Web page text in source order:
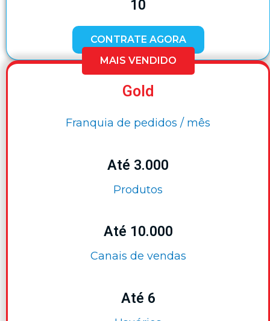
10
CONTRATE AGORA
Gold
MAIS VENDIDO
Franquia de pedidos / mês
Até 3.000
Produtos
Até 10.000
Canais de vendas
Até 6